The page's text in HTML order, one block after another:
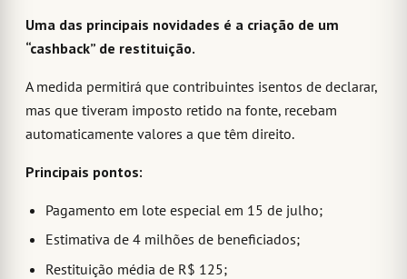
Uma das principais novidades é a criação de um
“cashback” de restituição.
A medida permitirá que contribuintes isentos de declarar,
mas que tiveram imposto retido na fonte, recebam
automaticamente valores a que têm direito.
Principais pontos:
Pagamento em lote especial em 15 de julho;
Estimativa de 4 milhões de beneficiados;
Restituição média de R$ 125;